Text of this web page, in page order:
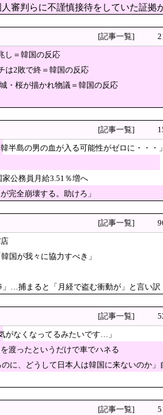
が落下という信じられない
店に批判殺到、鹿児島の養
男の血が入る可能性がゼロに・・・」
・AIなど導入！
発26号ソロホームラン！」→
調査解説】
体なぜ？」
いる」→TBSの報道特集が
メディアの焚書称賛記事に
行いながら」3市が関与否定
つかって」 沖縄自動車道 [8/9]
…イラン大統領「意思疎通はかなり難
っこり」を撮影、だがお姉さ
題、ラブホテルからの参加
審判らに不謹慎接待をしていた証拠
[記事一覧]
し＝韓国の反応
は2敗で終＝韓国の反応
・桜が描かれ物議＝韓国の反応
[記事一覧]
半島の男の血が入る可能性がゼロに・・・」
公務員月給3.51％増へ
完全崩壊する。助けろ」
[記事一覧]
国が我々に協力すべき」
」…捕まると「月経で盗む衝動が」と言い訳
[記事一覧]
がなくなってるみたいです…」
渡ったというだけで車でハネる
に、どうして日本人は韓国に来ないのか」
[記事一覧]